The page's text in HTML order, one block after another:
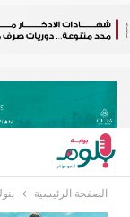
الصفحة الرئيسية